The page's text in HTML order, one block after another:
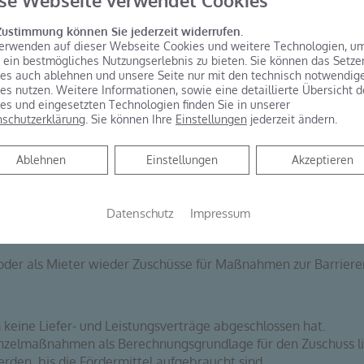
individuell beraten, damit Ihr
einfach anpassbar ist. I-Installationen ist
Badumbau wieder verfügbar
als Mieter wieder Zuschüsse für Maßnahmen zur
Liefer- und Leistungsverträge abgeschlossen hat.
als Berechnungsgrundlage für den Zuschuss
können Sie jederzeit widerrufen.
auf dieser Webseite Cookies und weitere Technologien,
ein bestmögliches Nutzungserlebnis zu bieten. Sie können das
auch ablehnen und unsere Seite nur mit den technisch
nutzen. Weitere Informationen, sowie eine detaillierte Übersicht
und eingesetzten Technologien finden Sie in unserer
. Sie können Ihre Einstellungen jederzeit ändern.
Akzeptieren
Einstellungen
Ablehnen
Ablehnen
Datenschutz Impressum